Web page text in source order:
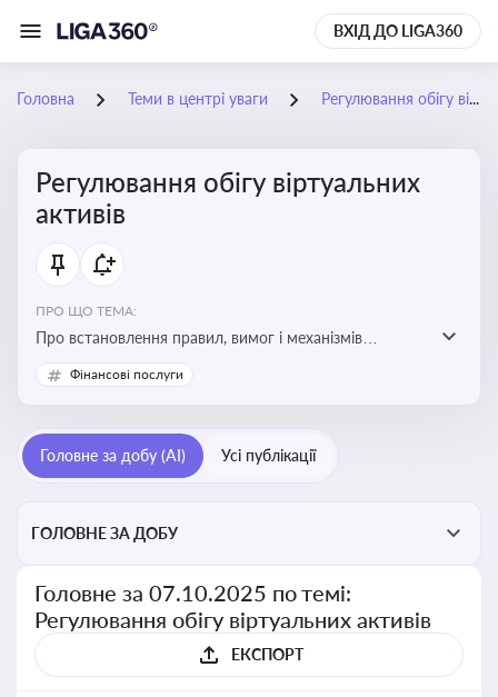
ВХІД ДО LIGA360
Головна Теми в центрі уваги Регулювання обігу віртуальних активів
Регулювання обігу віртуальних
активів
ПРО ЩО ТЕМА:
Про встановлення правил, вимог і механізмів
контролю за використанням, обігом та
оподаткуванням віртуальних активів, таких як
Фінансові послуги
Головне за добу (AI) Усі публікації
ГОЛОВНЕ ЗА ДОБУ
Головне за 07.10.2025 по темі:
Регулювання обігу віртуальних активів
ЕКСПОРТ